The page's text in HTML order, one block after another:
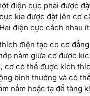
điện cực phải được
kia được đặt lên cơ
điện cực cách nhau
điện tạo co cơ
nằm giữa cơ được
cơ có thể được kích
bình thường và có
nắm hoặc tạ để tăng